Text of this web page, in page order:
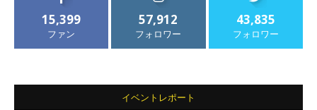
15,399
ファン
57,912
フォロワー
43,835
フォロワー
イベントレポート